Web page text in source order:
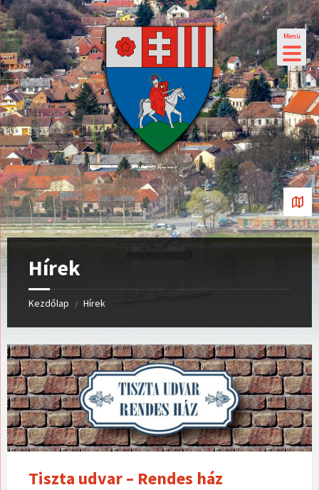
Menü
Hírek
Kezdőlap / Hírek
Tiszta udvar – Rendes ház